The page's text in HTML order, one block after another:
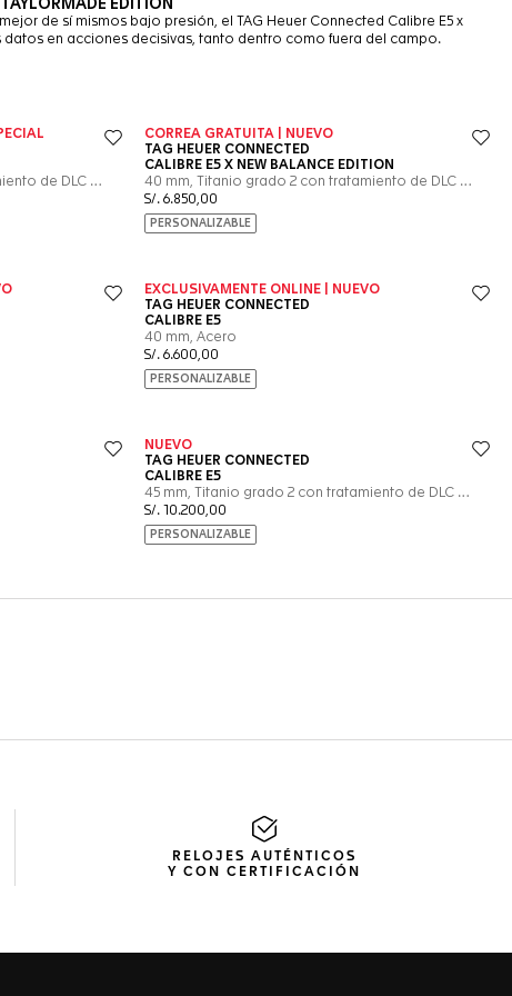
RELOJES AUTÉNTICOS
Y CON CERTIFICACIÓN